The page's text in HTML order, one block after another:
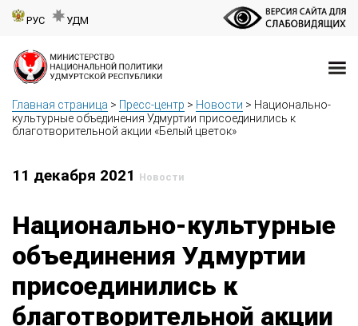
РУС УДМ
Главная страница > Пресс-центр > Новости > Национально-
культурные объединения Удмуртии присоединились к
благотворительной акции «Белый цветок»
11 декабря 2021 Новости
Национально-культурные
объединения Удмуртии
присоединились к
благотворительной акции